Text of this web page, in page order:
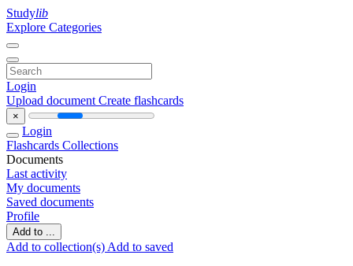
Studylib
Explore Categories
Login
Upload document Create flashcards
×
Login
Flashcards Collections
Documents
Last activity
My documents
Saved documents
Profile
Add to ...
Add to collection(s) Add to saved